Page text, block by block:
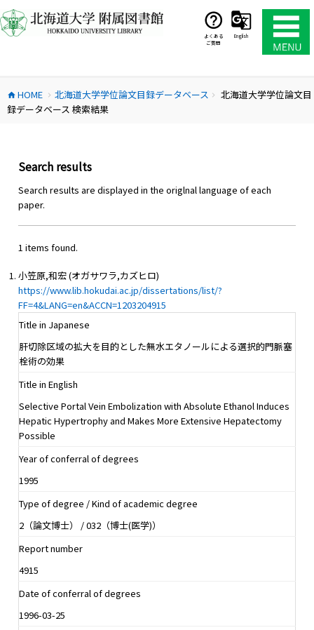
ン
テ
ス
キ
よくある
ご質問
English
home HOME chevron_right 北海道大学学位論文目録データベース chevron_right
北海道大学学位論文目
録データベース 検索結果
Search results
Search results are displayed in the origlnal language of each
paper.
1 items found.
小笠原,和宏 (オガサワラ,カズヒロ)
https://www.lib.hokudai.ac.jp/dissertations/list/?
FF=4&LANG=en&ACCN=1203204915
Title in Japanese
肝切除区域の拡大を目的とした無水エタノールによる選択的門脈塞
栓術の効果
Title in English
Selective Portal Vein Embolization with Absolute Ethanol Induces
Hepatic Hypertrophy and Makes More Extensive Hepatectomy
Possible
Year of conferral of degrees
1995
Type of degree / Kind of academic degree
2（論文博士） / 032（博士(医学)）
Report number
4915
Date of conferral of degrees
1996-03-25